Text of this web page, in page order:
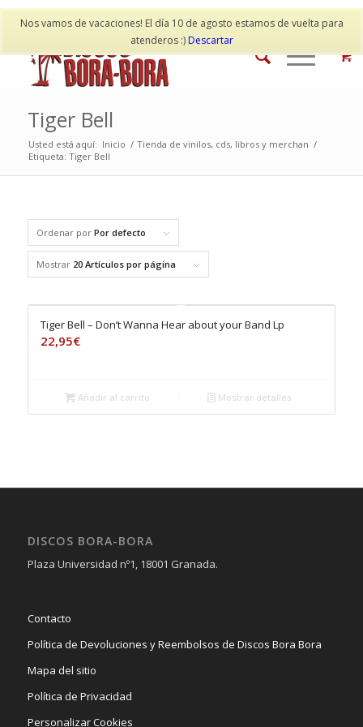
Nos vamos de vacaciones! El día 10 de agosto estamos de vuelta para
atenderos :)Descartar
Mi cuenta Contacto
Tiger Bell
Usted está aquí: Inicio / Tienda de vinilos, cds, libros y merchan /
Etiqueta: Tiger Bell
Ordenar por Por defecto
Mostrar 20 Artículos por página
Tiger Bell – Don’t Wanna Hear about your Band Lp
22,95€
Añadir al carrito Mostrar detalles
DISCOS BORA-BORA
Plaza Universidad nº1, 18001 Granada.
Contacto
Política de Devoluciones y Reembolsos de Discos Bora Bora
Mapa del sitio
Política de Privacidad
Personalizar Cookies